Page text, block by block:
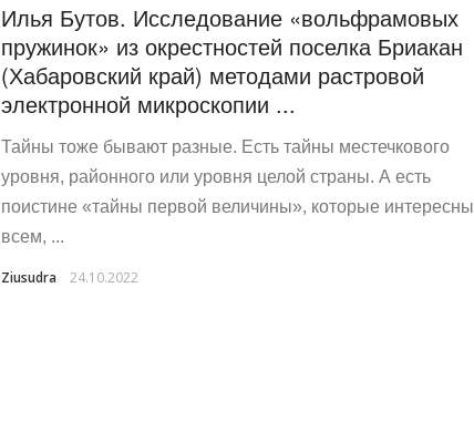
Илья Бутов. Исследование «вольфрамовых
пружинок» из окрестностей поселка Бриакан
(Хабаровский край) методами растровой
электронной микроскопии ...
Тайны тоже бывают разные. Есть тайны местечкового
уровня, районного или уровня целой страны. А есть
поистине «тайны первой величины», которые интересны
всем, ...
Ziusudra 24.10.2022